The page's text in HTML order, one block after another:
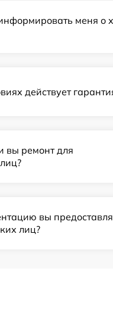
меня о
действует
вы ремонт для
вы
лиц?